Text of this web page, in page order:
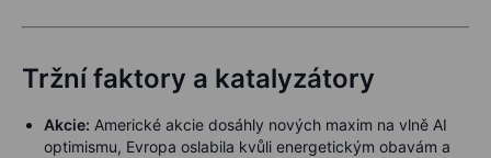
Tržní faktory a katalyzátory
Akcie: Americké akcie dosáhly nových maxim na vlně AI
optimismu, Evropa oslabila kvůli energetickým obavám a